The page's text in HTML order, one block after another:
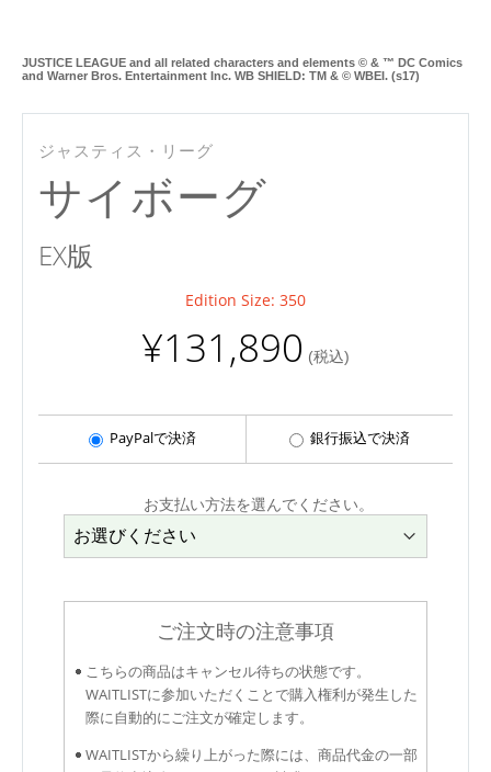
JUSTICE LEAGUE and all related characters and elements © & ™ DC Comics
and Warner Bros. Entertainment Inc. WB SHIELD: TM & © WBEI. (s17)
ジャスティス・リーグ
サイボーグ
EX版
Edition Size: 350
¥131,890 (税込)
PayPalで決済 銀行振込で決済
お支払い方法を選んでください。
ご注文時の注意事項
こちらの商品はキャンセル待ちの状態です。
WAITLISTに参加いただくことで購入権利が発生した
際に自動的にご注文が確定します。
WAITLISTから繰り上がった際には、商品代金の一部